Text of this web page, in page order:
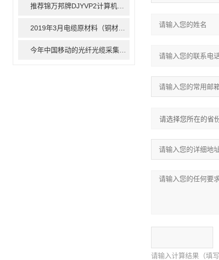
请输入计算结果（填